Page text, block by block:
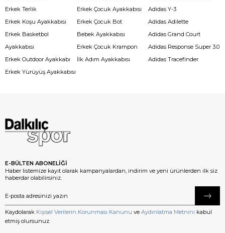
Erkek Terlik
Erkek Koşu Ayakkabısı
Erkek Basketbol
Ayakkabısı
Erkek Outdoor Ayakkabı
Erkek Yürüyüş Ayakkabısı
Erkek Çocuk Ayakkabısı
Erkek Çocuk Bot
Bebek Ayakkabısı
Erkek Çocuk Krampon
İlk Adım Ayakkabısı
Adidas Y-3
Adidas Adilette
Adidas Grand Court
Adidas Response Super 3.0
Adidas Tracefinder
E-BÜLTEN ABONELİĞİ
Haber listemize kayıt olarak kampanyalardan, indirim ve yeni ürünlerden ilk siz
haberdar olabilirsiniz.
Kaydolarak Kişisel Verilerin Korunması Kanunu ve Aydınlatma Metnini kabul
etmiş olursunuz.